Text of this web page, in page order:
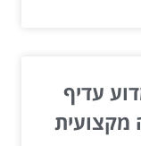
עדיף